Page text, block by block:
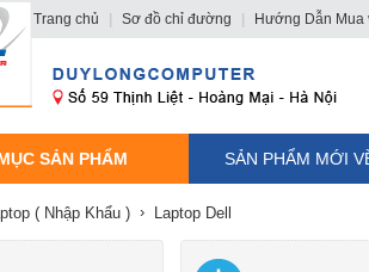
Trang chủ Sơ đồ chỉ đường Hướng Dẫn Mua
SẢN PHẨM SẢN PHẨM MỚI
( Nhập Khẩu ) Laptop Dell